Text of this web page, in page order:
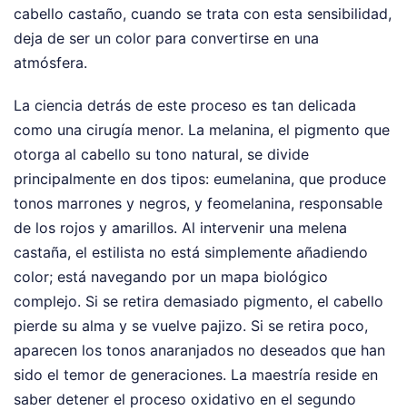
cabello castaño, cuando se trata con esta sensibilidad,
deja de ser un color para convertirse en una
atmósfera.
La ciencia detrás de este proceso es tan delicada
como una cirugía menor. La melanina, el pigmento que
otorga al cabello su tono natural, se divide
principalmente en dos tipos: eumelanina, que produce
tonos marrones y negros, y feomelanina, responsable
de los rojos y amarillos. Al intervenir una melena
castaña, el estilista no está simplemente añadiendo
color; está navegando por un mapa biológico
complejo. Si se retira demasiado pigmento, el cabello
pierde su alma y se vuelve pajizo. Si se retira poco,
aparecen los tonos anaranjados no deseados que han
sido el temor de generaciones. La maestría reside en
saber detener el proceso oxidativo en el segundo